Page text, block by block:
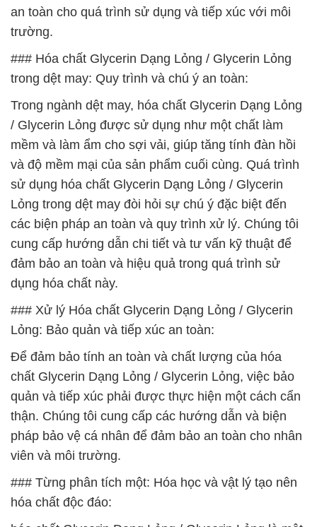
an toàn cho quá trình sử dụng và tiếp xúc với môi
trường.
### Hóa chất Glycerin Dạng Lỏng / Glycerin Lỏng
trong dệt may: Quy trình và chú ý an toàn:
Trong ngành dệt may, hóa chất Glycerin Dạng Lỏng
/ Glycerin Lỏng được sử dụng như một chất làm
mềm và làm ẩm cho sợi vải, giúp tăng tính đàn hồi
và độ mềm mại của sản phẩm cuối cùng. Quá trình
sử dụng hóa chất Glycerin Dạng Lỏng / Glycerin
Lỏng trong dệt may đòi hỏi sự chú ý đặc biệt đến
các biện pháp an toàn và quy trình xử lý. Chúng tôi
cung cấp hướng dẫn chi tiết và tư vấn kỹ thuật để
đảm bảo an toàn và hiệu quả trong quá trình sử
dụng hóa chất này.
### Xử lý Hóa chất Glycerin Dạng Lỏng / Glycerin
Lỏng: Bảo quản và tiếp xúc an toàn:
Để đảm bảo tính an toàn và chất lượng của hóa
chất Glycerin Dạng Lỏng / Glycerin Lỏng, việc bảo
quản và tiếp xúc phải được thực hiện một cách cẩn
thận. Chúng tôi cung cấp các hướng dẫn và biện
pháp bảo vệ cá nhân để đảm bảo an toàn cho nhân
viên và môi trường.
### Từng phân tích một: Hóa học và vật lý tạo nên
hóa chất độc đáo: